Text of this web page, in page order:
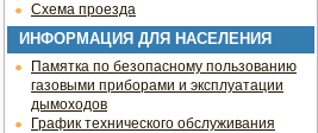
Схема проезда
ИНФОРМАЦИЯ ДЛЯ НАСЕЛЕНИЯ
Памятка по безопасному пользованию
газовыми приборами и эксплуатации
дымоходов
График технического обслуживания